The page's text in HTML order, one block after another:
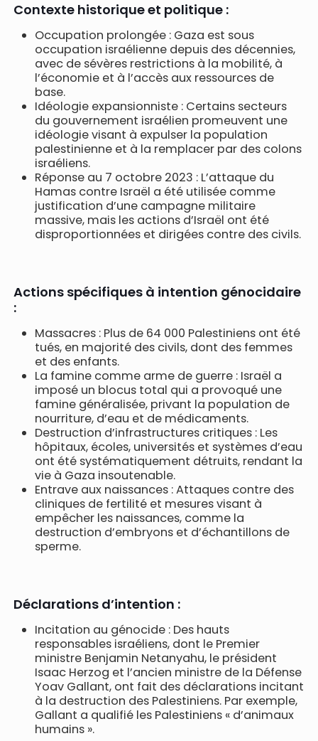
Contexte historique et politique :
Occupation prolongée : Gaza est sous
occupation israélienne depuis des décennies,
avec de sévères restrictions à la mobilité, à
l’économie et à l’accès aux ressources de
base.
Idéologie expansionniste : Certains secteurs
du gouvernement israélien promeuvent une
idéologie visant à expulser la population
palestinienne et à la remplacer par des colons
israéliens.
Réponse au 7 octobre 2023 : L’attaque du
Hamas contre Israël a été utilisée comme
justification d’une campagne militaire
massive, mais les actions d’Israël ont été
disproportionnées et dirigées contre des civils.
Actions spécifiques à intention génocidaire
:
Massacres : Plus de 64 000 Palestiniens ont été
tués, en majorité des civils, dont des femmes
et des enfants.
La famine comme arme de guerre : Israël a
imposé un blocus total qui a provoqué une
famine généralisée, privant la population de
nourriture, d’eau et de médicaments.
Destruction d’infrastructures critiques : Les
hôpitaux, écoles, universités et systèmes d’eau
ont été systématiquement détruits, rendant la
vie à Gaza insoutenable.
Entrave aux naissances : Attaques contre des
cliniques de fertilité et mesures visant à
empêcher les naissances, comme la
destruction d’embryons et d’échantillons de
sperme.
Déclarations d’intention :
Incitation au génocide : Des hauts
responsables israéliens, dont le Premier
ministre Benjamin Netanyahu, le président
Isaac Herzog et l’ancien ministre de la Défense
Yoav Gallant, ont fait des déclarations incitant
à la destruction des Palestiniens. Par exemple,
Gallant a qualifié les Palestiniens « d’animaux
humains ».